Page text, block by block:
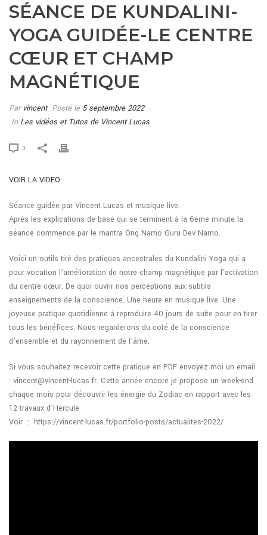
SÉANCE DE KUNDALINI-
YOGA GUIDÉE-LE CENTRE
CŒUR ET CHAMP
MAGNÉTIQUE
Par vincent Posté le 5 septembre 2022
In Les vidéos et Tutos de Vincent Lucas
3
VOIR LA VIDEO
Séance guidée par Vincent Lucas et musique live.
Après les explications de base qui se terminent à la 6eme minute la
séance commence par le mantra Ong Namo Guru Dev Namo.
Voici un outils tiré des pratiques ancestrales du Kundalini Yoga qui a
pour vocation l’amélioration de notre champ magnétique par l’activation
du centre cœur. De quoi ouvrir nos perceptions aux subtils
enseignements de la conscience. Une heure en musique live. Une
joyeuse pratique quotidienne à reproduire 40 jours de suite pour en tirer
tous les bénéfices. Nous regarderons du coté de la conscience
d’ensemble et du rayonnement de l’âme.
Si vous souhaitez recevoir cette pratique en PDF envoyez moi un email
: vincent@vincent-lucas.fr. Cette année encore je propose un week-end
chaque mois pour découvrir les énergie du Zodiac en rapport avec les
12 travaux d’Hercule
Voir : https://vincent-lucas.fr/portfolio-posts/actualites-2022/